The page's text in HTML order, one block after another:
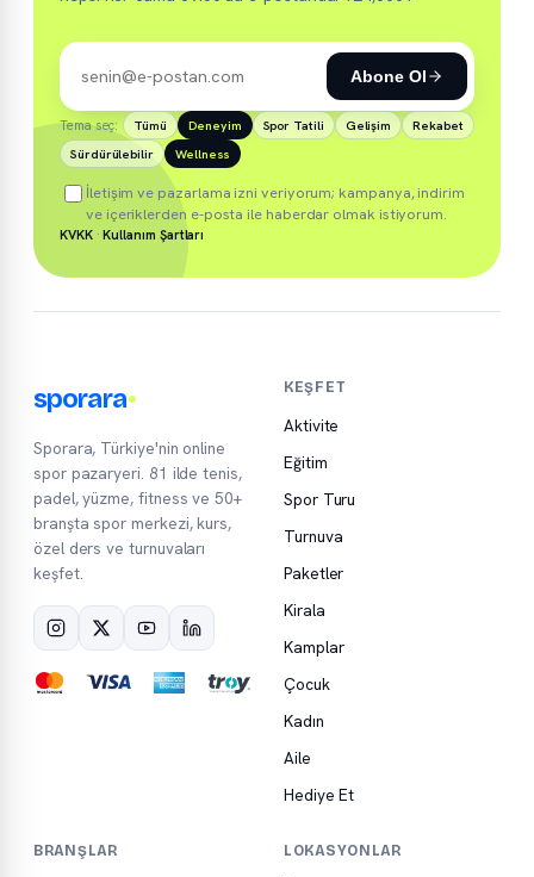
Abone Ol
Tema seç: Tümü Deneyim Spor Tatili Gelişim
Rekabet
Sürdürülebilir
Wellness
İletişim ve pazarlama izni veriyorum; kampanya, indirim
ve içeriklerden e-posta ile haberdar olmak istiyorum.
KVKK·Kullanım Şartları
sporara
Sporara, Türkiye'nin online
spor pazaryeri. 81 ilde tenis,
padel, yüzme, fitness ve 50+
branşta spor merkezi, kurs,
özel ders ve turnuvaları
keşfet.
KEŞFET
Aktivite
Eğitim
Spor Turu
Turnuva
Paketler
Kirala
Kamplar
Çocuk
Kadın
Aile
Hediye Et
BRANŞLAR LOKASYONLAR